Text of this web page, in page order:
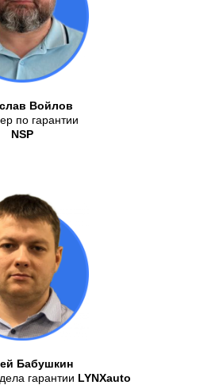
Войлов
по гарантии
NSP
Бабушкин
гарантии LYNXauto